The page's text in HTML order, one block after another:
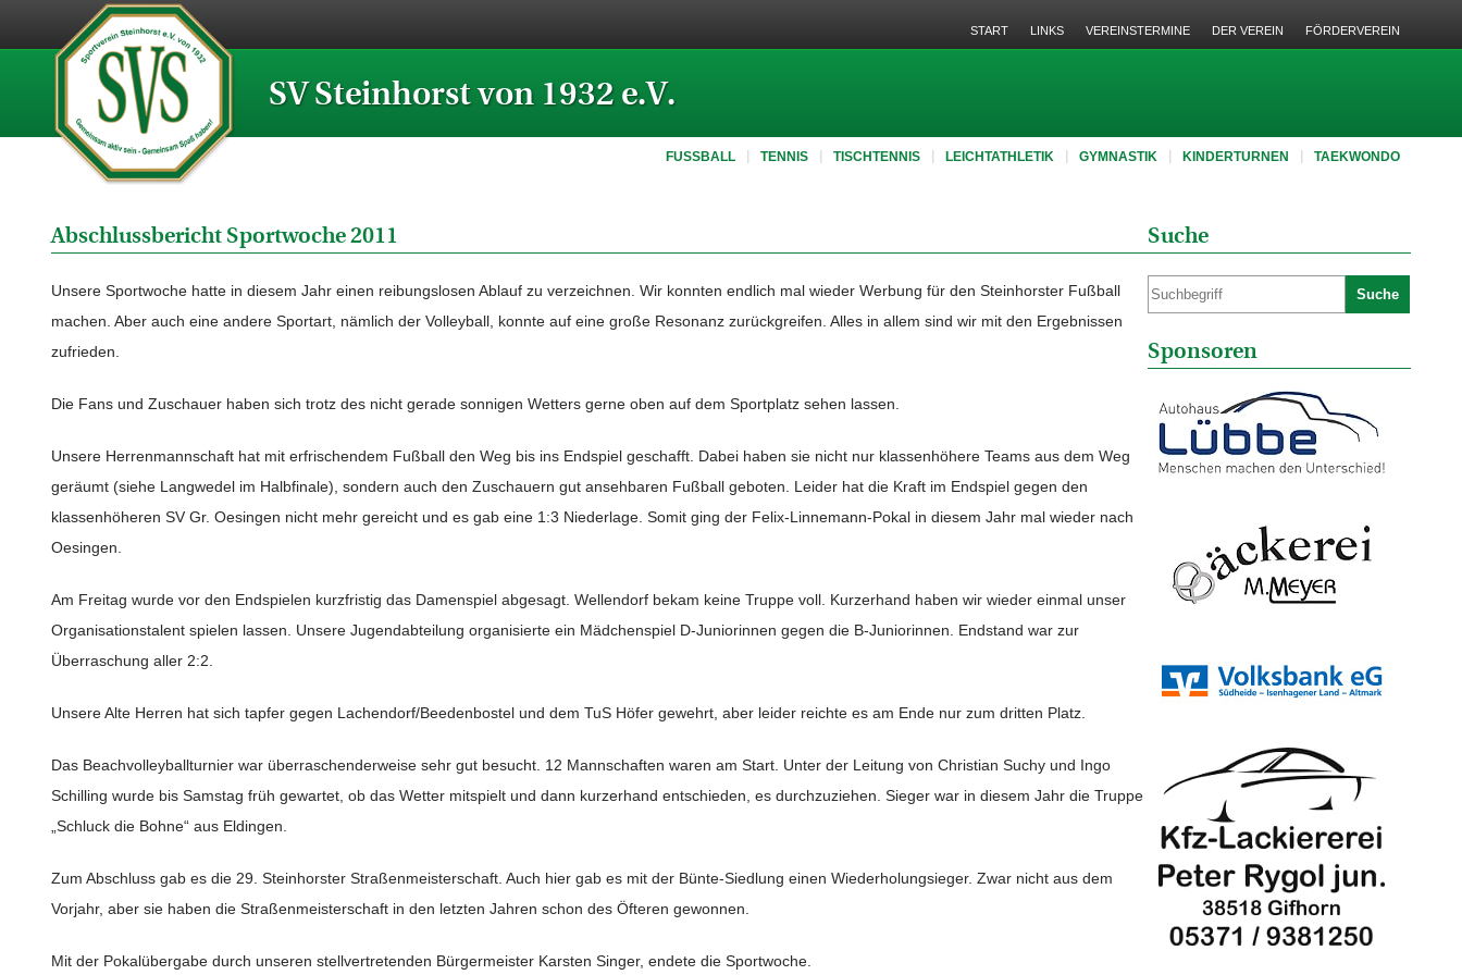
SV Steinhorst von 1932 e.V.
FUSSBALL TENNIS TISCHTENNIS LEICHTATHLETIK GYMNASTIK KINDERTURNEN TAEKWONDO
START LINKS VEREINSTERMINE DER VEREIN FÖRDERVEREIN
Abschlussbericht Sportwoche 2011
Unsere Sportwoche hatte in diesem Jahr einen reibungslosen Ablauf zu verzeichnen. Wir konnten endlich mal wieder Werbung für den Steinhorster Fußball
machen. Aber auch eine andere Sportart, nämlich der Volleyball, konnte auf eine große Resonanz zurückgreifen. Alles in allem sind wir mit den Ergebnissen
zufrieden.
Die Fans und Zuschauer haben sich trotz des nicht gerade sonnigen Wetters gerne oben auf dem Sportplatz sehen lassen.
Unsere Herrenmannschaft hat mit erfrischendem Fußball den Weg bis ins Endspiel geschafft. Dabei haben sie nicht nur klassenhöhere Teams aus dem Weg
geräumt (siehe Langwedel im Halbfinale), sondern auch den Zuschauern gut ansehbaren Fußball geboten. Leider hat die Kraft im Endspiel gegen den
klassenhöheren SV Gr. Oesingen nicht mehr gereicht und es gab eine 1:3 Niederlage. Somit ging der Felix-Linnemann-Pokal in diesem Jahr mal wieder nach
Oesingen.
Am Freitag wurde vor den Endspielen kurzfristig das Damenspiel abgesagt. Wellendorf bekam keine Truppe voll. Kurzerhand haben wir wieder einmal unser
Organisationstalent spielen lassen. Unsere Jugendabteilung organisierte ein Mädchenspiel D-Juniorinnen gegen die B-Juniorinnen. Endstand war zur
Überraschung aller 2:2.
Unsere Alte Herren hat sich tapfer gegen Lachendorf/Beedenbostel und dem TuS Höfer gewehrt, aber leider reichte es am Ende nur zum dritten Platz.
Das Beachvolleyballturnier war überraschenderweise sehr gut besucht. 12 Mannschaften waren am Start. Unter der Leitung von Christian Suchy und Ingo
Schilling wurde bis Samstag früh gewartet, ob das Wetter mitspielt und dann kurzerhand entschieden, es durchzuziehen. Sieger war in diesem Jahr die Truppe
„Schluck die Bohne“ aus Eldingen.
Zum Abschluss gab es die 29. Steinhorster Straßenmeisterschaft. Auch hier gab es mit der Bünte-Siedlung einen Wiederholungsieger. Zwar nicht aus dem
Vorjahr, aber sie haben die Straßenmeisterschaft in den letzten Jahren schon des Öfteren gewonnen.
Mit der Pokalübergabe durch unseren stellvertretenden Bürgermeister Karsten Singer, endete die Sportwoche.
Suche
Suche
Sponsoren